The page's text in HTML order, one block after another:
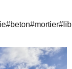
#beton#mortier